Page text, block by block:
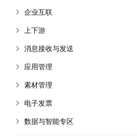
企业互联
上下游
消息接收与发送
应用管理
素材管理
电子发票
数据与智能专区